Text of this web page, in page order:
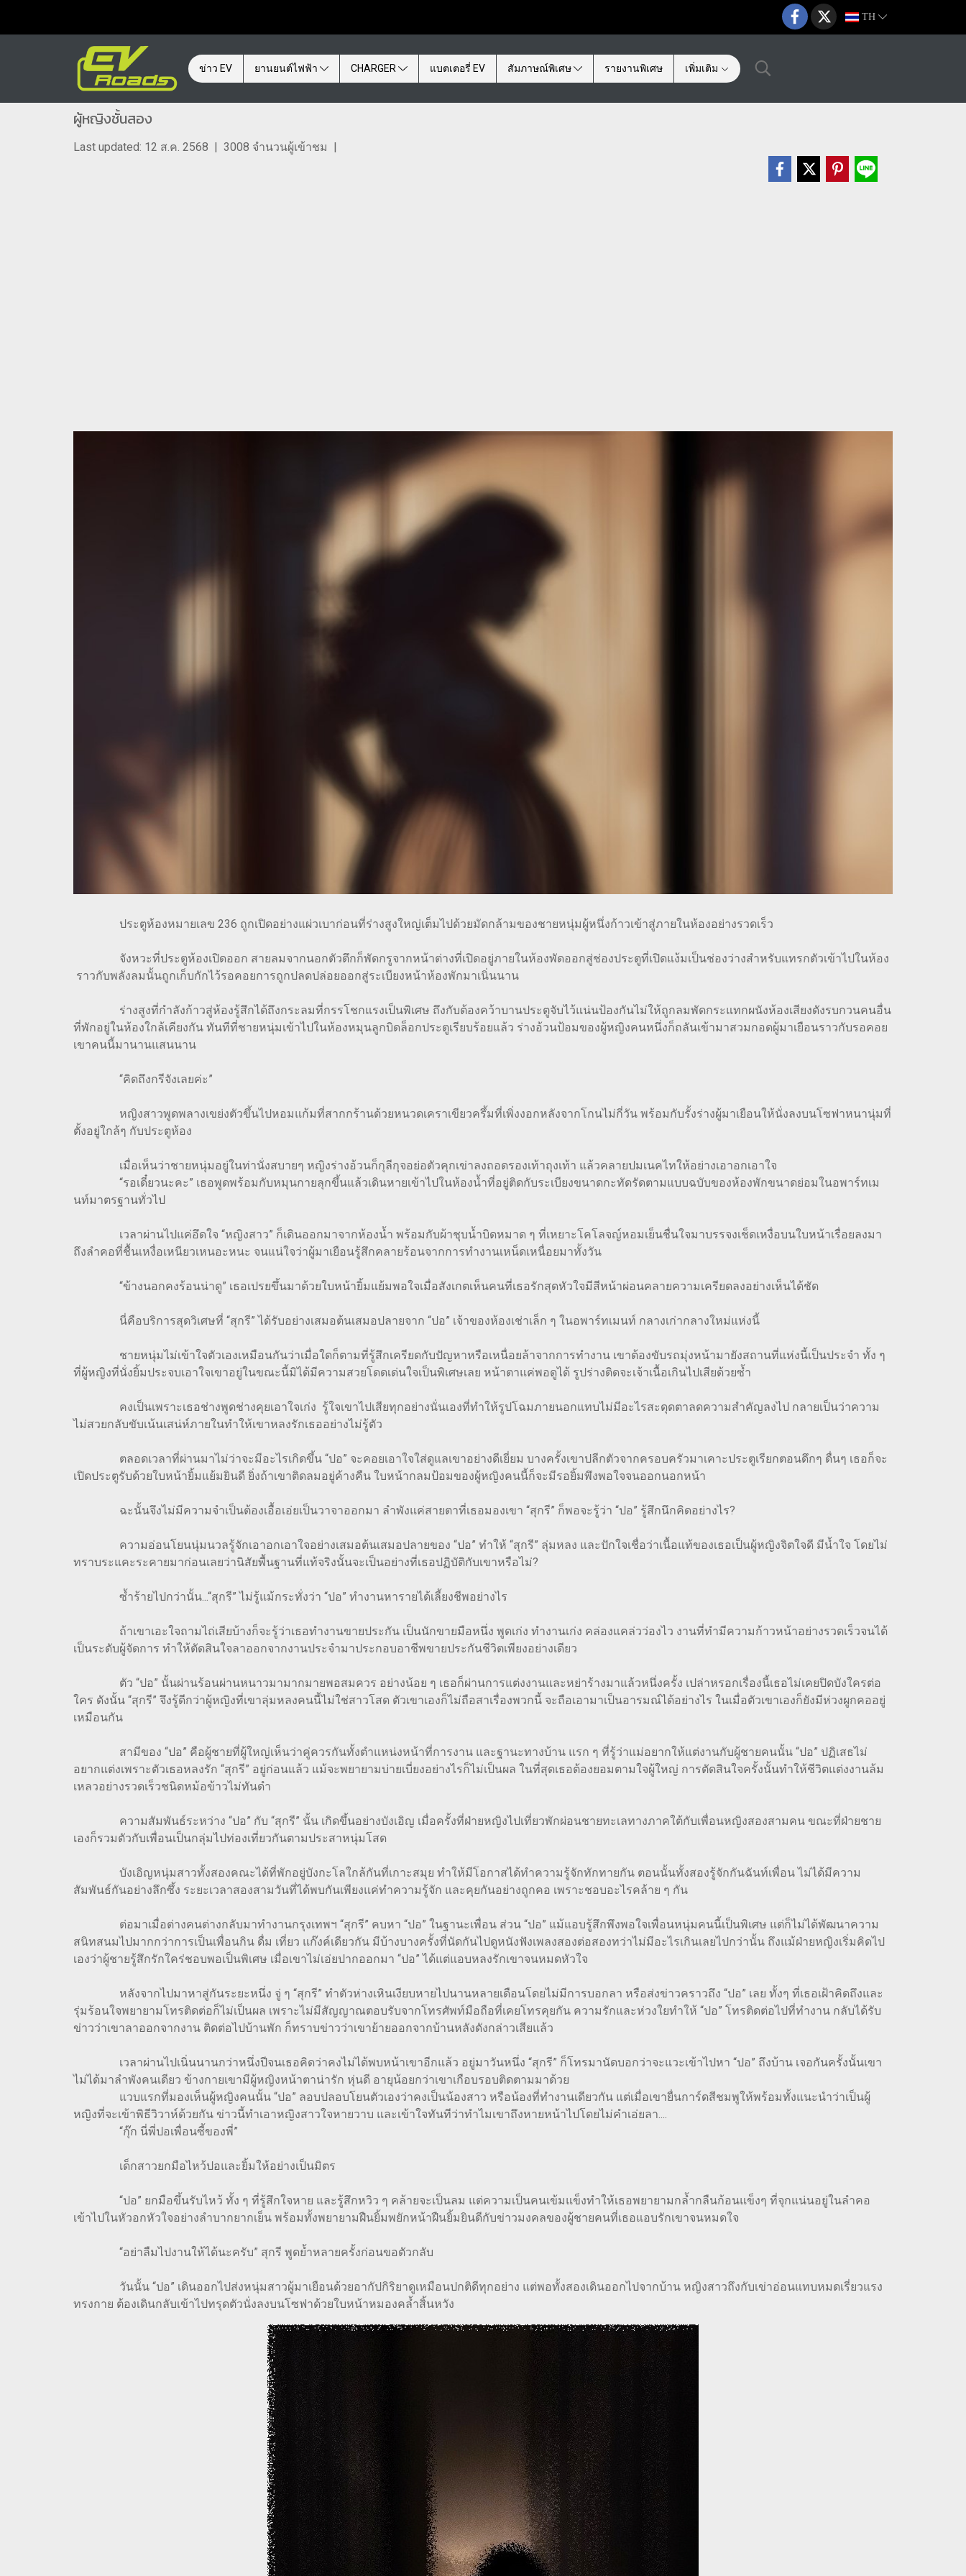
TH
ข่าว EV ยานยนต์ไฟฟ้า CHARGER แบตเตอรี่ EV สัมภาษณ์พิเศษ รายงานพิเศษ เพิ่มเติม
ผู้หญิงชั้นสอง
Last updated: 12 ส.ค. 2568 | 3008 จำนวนผู้เข้าชม |
ประตูห้องหมายเลข 236 ถูกเปิดอย่างแผ่วเบาก่อนที่ร่างสูงใหญ่เต็มไปด้วยมัดกล้ามของชายหนุ่มผู้หนึ่งก้าวเข้าสู่ภายในห้องอย่างรวดเร็ว
จังหวะที่ประตูห้องเปิดออก สายลมจากนอกตัวตึกก็พัดกรูจากหน้าต่างที่เปิดอยู่ภายในห้องพัดออกสู่ช่องประตูที่เปิดแง้มเป็นช่องว่างสำหรับแทรกตัวเข้าไปในห้อง
ราวกับพลังลมนั้นถูกเก็บกักไว้รอคอยการถูกปลดปล่อยออกสู่ระเบียงหน้าห้องพักมาเนิ่นนาน
ร่างสูงที่กำลังก้าวสู่ห้องรู้สึกได้ถึงกระลมที่กรรโชกแรงเป็นพิเศษ ถึงกับต้องคว้าบานประตูจับไว้แน่นป้องกันไม่ให้ถูกลมพัดกระแทกผนังห้องเสียงดังรบกวนคนอื่น
ที่พักอยู่ในห้องใกล้เคียงกัน ทันทีที่ชายหนุ่มเข้าไปในห้องหมุนลูกบิดล็อกประตูเรียบร้อยแล้ว ร่างอ้วนป้อมของผู้หญิงคนหนึ่งก็ถลันเข้ามาสวมกอดผู้มาเยือนราวกับรอคอย
เขาคนนี้มานานแสนนาน
“คิดถึงกรีจังเลยค่ะ”
หญิงสาวพูดพลางเขย่งตัวขึ้นไปหอมแก้มที่สากกร้านด้วยหนวดเคราเขียวครึ้มที่เพิ่งงอกหลังจากโกนไม่กี่วัน พร้อมกับรั้งร่างผู้มาเยือนให้นั่งลงบนโซฟาหนานุ่มที่
ตั้งอยู่ใกล้ๆ กับประตูห้อง
เมื่อเห็นว่าชายหนุ่มอยู่ในท่านั่งสบายๆ หญิงร่างอ้วนก็กุลีกุจอย่อตัวคุกเข่าลงถอดรองเท้าถุงเท้า แล้วคลายปมเนคไทให้อย่างเอาอกเอาใจ
“รอเดี๋ยวนะคะ” เธอพูดพร้อมกับหมุนกายลุกขึ้นแล้วเดินหายเข้าไปในห้องน้ำที่อยู่ติดกับระเบียงขนาดกะทัดรัดตามแบบฉบับของห้องพักขนาดย่อมในอพาร์ทเม
นท์มาตรฐานทั่วไป
เวลาผ่านไปแค่อึดใจ “หญิงสาว” ก็เดินออกมาจากห้องน้ำ พร้อมกับผ้าชุบน้ำบิดหมาด ๆ ที่เหยาะโคโลจญ์หอมเย็นชื่นใจมาบรรจงเช็ดเหงื่อบนใบหน้าเรื่อยลงมา
ถึงลำคอที่ชื้นเหงื่อเหนียวเหนอะหนะ จนแน่ใจว่าผู้มาเยือนรู้สึกคลายร้อนจากการทำงานเหน็ดเหนื่อยมาทั้งวัน
“ข้างนอกคงร้อนน่าดู” เธอเปรยขึ้นมาด้วยใบหน้ายิ้มแย้มพอใจเมื่อสังเกตเห็นคนที่เธอรักสุดหัวใจมีสีหน้าผ่อนคลายความเครียดลงอย่างเห็นได้ชัด
นี่คือบริการสุดวิเศษที่ “สุกรี” ได้รับอย่างเสมอต้นเสมอปลายจาก “ปอ” เจ้าของห้องเช่าเล็ก ๆ ในอพาร์ทเมนท์ กลางเก่ากลางใหม่แห่งนี้
ชายหนุ่มไม่เข้าใจตัวเองเหมือนกันว่าเมื่อใดก็ตามที่รู้สึกเครียดกับปัญหาหรือเหนื่อยล้าจากการทำงาน เขาต้องขับรถมุ่งหน้ามายังสถานที่แห่งนี้เป็นประจำ ทั้ง ๆ
ที่ผู้หญิงที่นั่งยิ้มประจบเอาใจเขาอยู่ในขณะนี้มิได้มีความสวยโดดเด่นใจเป็นพิเศษเลย หน้าตาแค่พอดูได้ รูปร่างติดจะเจ้าเนื้อเกินไปเสียด้วยซ้ำ
คงเป็นเพราะเธอช่างพูดช่างคุยเอาใจเก่ง รู้ใจเขาไปเสียทุกอย่างนั่นเองที่ทำให้รูปโฉมภายนอกแทบไม่มีอะไรสะดุดตาลดความสำคัญลงไป กลายเป็นว่าความ
ไม่สวยกลับขับเน้นเสน่ห์ภายในทำให้เขาหลงรักเธออย่างไม่รู้ตัว
ตลอดเวลาที่ผ่านมาไม่ว่าจะมีอะไรเกิดขึ้น “ปอ” จะคอยเอาใจใส่ดูแลเขาอย่างดีเยี่ยม บางครั้งเขาปลีกตัวจากครอบครัวมาเคาะประตูเรียกตอนดึกๆ ดื่นๆ เธอก็จะ
เปิดประตูรับด้วยใบหน้ายิ้มแย้มยินดี ยิ่งถ้าเขาติดลมอยู่ค้างคืน ใบหน้ากลมป้อมของผู้หญิงคนนี้ก็จะมีรอยิ้มพึงพอใจจนออกนอกหน้า
ฉะนั้นจึงไม่มีความจำเป็นต้องเอื้อเอ่ยเป็นวาจาออกมา ลำพังแค่สายตาที่เธอมองเขา “สุกรี” ก็พอจะรู้ว่า “ปอ” รู้สึกนึกคิดอย่างไร?
ความอ่อนโยนนุ่มนวลรู้จักเอาอกเอาใจอย่างเสมอต้นเสมอปลายของ “ปอ” ทำให้ “สุกรี” ลุ่มหลง และปักใจเชื่อว่าเนื้อแท้ของเธอเป็นผู้หญิงจิตใจดี มีน้ำใจ โดยไม่
ทราบระแคะระคายมาก่อนเลยว่านิสัยพื้นฐานที่แท้จริงนั้นจะเป็นอย่างที่เธอปฏิบัติกับเขาหรือไม่?
ซ้ำร้ายไปกว่านั้น...“สุกรี” ไม่รู้แม้กระทั่งว่า “ปอ” ทำงานหารายได้เลี้ยงชีพอย่างไร
ถ้าเขาเอะใจถามไถ่เสียบ้างก็จะรู้ว่าเธอทำงานขายประกัน เป็นนักขายมือหนึ่ง พูดเก่ง ทำงานเก่ง คล่องแคล่วว่องไว งานที่ทำมีความก้าวหน้าอย่างรวดเร็วจนได้
เป็นระดับผู้จัดการ ทำให้ตัดสินใจลาออกจากงานประจำมาประกอบอาชีพขายประกันชีวิตเพียงอย่างเดียว
ตัว “ปอ” นั้นผ่านร้อนผ่านหนาวมามากมายพอสมควร อย่างน้อย ๆ เธอก็ผ่านการแต่งงานและหย่าร้างมาแล้วหนึ่งครั้ง เปล่าหรอกเรื่องนี้เธอไม่เคยปิดบังใครต่อ
ใคร ดังนั้น “สุกรี” จึงรู้ดีกว่าผู้หญิงที่เขาลุ่มหลงคนนี้ไม่ใช่สาวโสด ตัวเขาเองก็ไม่ถือสาเรื่องพวกนี้ จะถือเอามาเป็นอารมณ์ได้อย่างไร ในเมื่อตัวเขาเองก็ยังมีห่วงผูกคออยู่
เหมือนกัน
สามีของ “ปอ” คือผู้ชายที่ผู้ใหญ่เห็นว่าคู่ควรกันทั้งตำแหน่งหน้าที่การงาน และฐานะทางบ้าน แรก ๆ ที่รู้ว่าแม่อยากให้แต่งานกับผู้ชายคนนั้น “ปอ” ปฏิเสธไม่
อยากแต่งเพราะตัวเธอหลงรัก “สุกรี” อยู่ก่อนแล้ว แม้จะพยายามบ่ายเบี่ยงอย่างไรก็ไม่เป็นผล ในที่สุดเธอต้องยอมตามใจผู้ใหญ่ การตัดสินใจครั้งนั้นทำให้ชีวิตแต่งงานล้ม
เหลวอย่างรวดเร็วชนิดหม้อข้าวไม่ทันดำ
ความสัมพันธ์ระหว่าง “ปอ” กับ “สุกรี” นั้น เกิดขึ้นอย่างบังเอิญ เมื่อครั้งที่ฝ่ายหญิงไปเที่ยวพักผ่อนชายทะเลทางภาคใต้กับเพื่อนหญิงสองสามคน ขณะที่ฝ่ายชาย
เองก็รวมตัวกับเพื่อนเป็นกลุ่มไปท่องเที่ยวกันตามประสาหนุ่มโสด
บังเอิญหนุ่มสาวทั้งสองคณะได้ที่พักอยู่บังกะโลใกล้กันที่เกาะสมุย ทำให้มีโอกาสได้ทำความรู้จักทักทายกัน ตอนนั้นทั้งสองรู้จักกันฉันท์เพื่อน ไม่ได้มีความ
สัมพันธ์กันอย่างลึกซึ้ง ระยะเวลาสองสามวันที่ได้พบกันเพียงแค่ทำความรู้จัก และคุยกันอย่างถูกคอ เพราะชอบอะไรคล้าย ๆ กัน
ต่อมาเมื่อต่างคนต่างกลับมาทำงานกรุงเทพฯ “สุกรี” คบหา “ปอ” ในฐานะเพื่อน ส่วน “ปอ” แม้แอบรู้สึกพึงพอใจเพื่อนหนุ่มคนนี้เป็นพิเศษ แต่ก็ไม่ได้พัฒนาความ
สนิทสนมไปมากกว่าการเป็นเพื่อนกิน ดื่ม เที่ยว แก๊งค์เดียวกัน มีบ้างบางครั้งที่นัดกันไปดูหนังฟังเพลงสองต่อสองทว่าไม่มีอะไรเกินเลยไปกว่านั้น ถึงแม้ฝ่ายหญิงเริ่มคิดไป
เองว่าผู้ชายรู้สึกรักใคร่ชอบพอเป็นพิเศษ เมื่อเขาไม่เอ่ยปากออกมา “ปอ” ได้แต่แอบหลงรักเขาจนหมดหัวใจ
หลังจากไปมาหาสู่กันระยะหนึ่ง จู่ ๆ “สุกรี” ทำตัวห่างเหินเงียบหายไปนานหลายเดือนโดยไม่มีการบอกลา หรือส่งข่าวคราวถึง “ปอ” เลย ทั้งๆ ที่เธอเฝ้าคิดถึงและ
รุ่มร้อนใจพยายามโทรติดต่อก็ไม่เป็นผล เพราะไม่มีสัญญาณตอบรับจากโทรศัพท์มือถือที่เคยโทรคุยกัน ความรักและห่วงใยทำให้ “ปอ” โทรติดต่อไปที่ทำงาน กลับได้รับ
ข่าวว่าเขาลาออกจากงาน ติดต่อไปบ้านพัก ก็ทราบข่าวว่าเขาย้ายออกจากบ้านหลังดังกล่าวเสียแล้ว
เวลาผ่านไปเนิ่นนานกว่าหนึ่งปีจนเธอคิดว่าคงไม่ได้พบหน้าเขาอีกแล้ว อยู่มาวันหนึ่ง “สุกรี” ก็โทรมานัดบอกว่าจะแวะเข้าไปหา “ปอ” ถึงบ้าน เจอกันครั้งนั้นเขา
ไม่ได้มาลำพังคนเดียว ข้างกายเขามีผู้หญิงหน้าตาน่ารัก หุ่นดี อายุน้อยกว่าเขาเกือบรอบติดตามมาด้วย
แวบแรกที่มองเห็นผู้หญิงคนนั้น “ปอ” ลอบปลอบโยนตัวเองว่าคงเป็นน้องสาว หรือน้องที่ทำงานเดียวกัน แต่เมื่อเขายื่นการ์ดสีชมพูให้พร้อมทั้งแนะนำว่าเป็นผู้
หญิงที่จะเข้าพิธีวิวาห์ด้วยกัน ข่าวนี้ทำเอาหญิงสาวใจหายวาบ และเข้าใจทันทีว่าทำไมเขาถึงหายหน้าไปโดยไม่คำเอ่ยลา....
“กุ๊ก นี่พี่ปอเพื่อนซี้ของพี่”
เด็กสาวยกมือไหว้ปอและยิ้มให้อย่างเป็นมิตร
“ปอ” ยกมือขึ้นรับไหว้ ทั้ง ๆ ที่รู้สึกใจหาย และรู้สึกหวิว ๆ คล้ายจะเป็นลม แต่ความเป็นคนเข้มแข็งทำให้เธอพยายามกล้ำกลืนก้อนแข็งๆ ที่จุกแน่นอยู่ในลำคอ
เข้าไปในหัวอกหัวใจอย่างลำบากยากเย็น พร้อมทั้งพยายามฝืนยิ้มพยักหน้าฝืนยิ้มยินดีกับข่าวมงคลของผู้ชายคนที่เธอแอบรักเขาจนหมดใจ
“อย่าลืมไปงานให้ได้นะครับ” สุกรี พูดย้ำหลายครั้งก่อนขอตัวกลับ
วันนั้น “ปอ” เดินออกไปส่งหนุ่มสาวผู้มาเยือนด้วยอากัปกิริยาดูเหมือนปกติดีทุกอย่าง แต่พอทั้งสองเดินออกไปจากบ้าน หญิงสาวถึงกับเข่าอ่อนแทบหมดเรี่ยวแรง
ทรงกาย ต้องเดินกลับเข้าไปทรุดตัวนั่งลงบนโซฟาด้วยใบหน้าหมองคล้ำสิ้นหวัง